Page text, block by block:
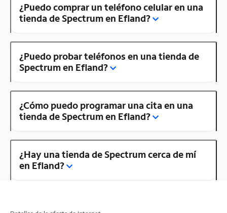
¿Puedo comprar un teléfono celular en una
tienda de Spectrum en Efland?
¿Puedo probar teléfonos en una tienda de
Spectrum en Efland?
¿Cómo puedo programar una cita en una
tienda de Spectrum en Efland?
¿Hay una tienda de Spectrum cerca de mí
en Efland?